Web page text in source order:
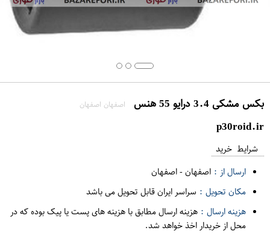
بکس مشکی 3.4 درایو 55 هنس اصفهان اصفهان
p30roid.ir
شرایط خرید
ارسال از : اصفهان-اصفهان
مکان تحویل : سراسر ایران قابل تحویل می باشد
هزینه ارسال : هزینه ارسال مطابق با هزینه های پست یا پیک بوده که در
محل از خریدار اخذ خواهد شد.